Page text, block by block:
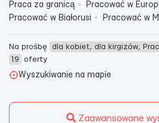
Praca za granicą
Pracować w
Pracować w Białorusi
Pracować w
Na prośbę dla kobiet, dla kirgizów,
19
oferty
Wyszukiwanie na mapie
Zaawansowane